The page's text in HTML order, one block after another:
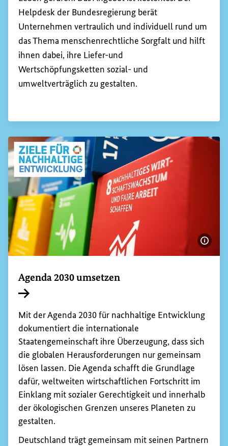
Helpdesk der Bundesregierung berät
Unternehmen vertraulich und individuell rund um
das Thema menschenrechtliche Sorgfalt und hilft
ihnen dabei, ihre Liefer-und
Wertschöpfungsketten sozial- und
umweltverträglich zu gestalten.
Agenda 2030 umsetzen
Mit der Agenda 2030 für nachhaltige Entwicklung
dokumentiert die internationale
Staatengemeinschaft ihre Überzeugung, dass sich
die globalen Herausforderungen nur gemeinsam
lösen lassen. Die Agenda schafft die Grundlage
dafür, weltweiten wirtschaftlichen Fortschritt im
Einklang mit sozialer Gerechtigkeit und innerhalb
der ökologischen Grenzen unseres Planeten zu
gestalten.
Deutschland trägt gemeinsam mit seinen Partnern